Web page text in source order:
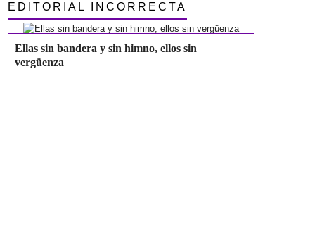
EDITORIAL INCORRECTA
Ellas sin bandera y sin himno, ellos sin
vergüenza